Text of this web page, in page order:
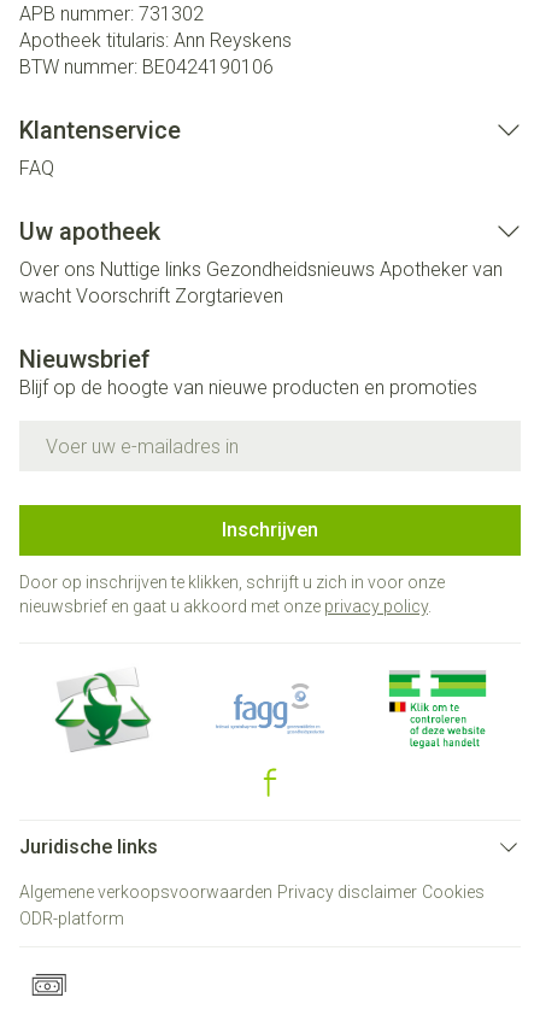
APB nummer: 731302
Apotheek titularis: Ann Reyskens
BTW nummer: BE0424190106
Klantenservice
FAQ
Uw apotheek
Over ons Nuttige links Gezondheidsnieuws Apotheker van
wacht Voorschrift Zorgtarieven
Nieuwsbrief
Blijf op de hoogte van nieuwe producten en promoties
Inschrijven
Door op inschrijven te klikken, schrijft u zich in voor onze
nieuwsbrief en gaat u akkoord met onze privacy policy.
Juridische links
Algemene verkoopsvoorwaarden Privacy disclaimer Cookies
ODR-platform